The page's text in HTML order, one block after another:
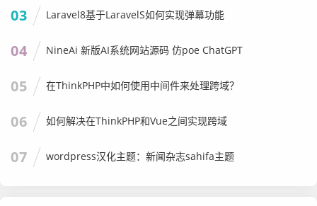
03 Laravel8基于LaravelS如何实现弹幕功能
04 NineAi 新版AI系统网站源码 仿poe ChatGPT
05 在ThinkPHP中如何使用中间件来处理跨域？
06 如何解决在ThinkPHP和Vue之间实现跨域
07 wordpress汉化主题：新闻杂志sahifa主题